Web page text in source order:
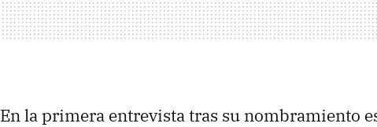
En la primera entrevista tras su nombramiento